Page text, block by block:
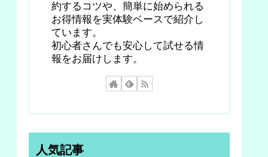
約するコツや、簡単に始められる
お得情報を実体験ベースで紹介し
ています。
初心者さんでも安心して試せる情
報をお届けします。
人気記事